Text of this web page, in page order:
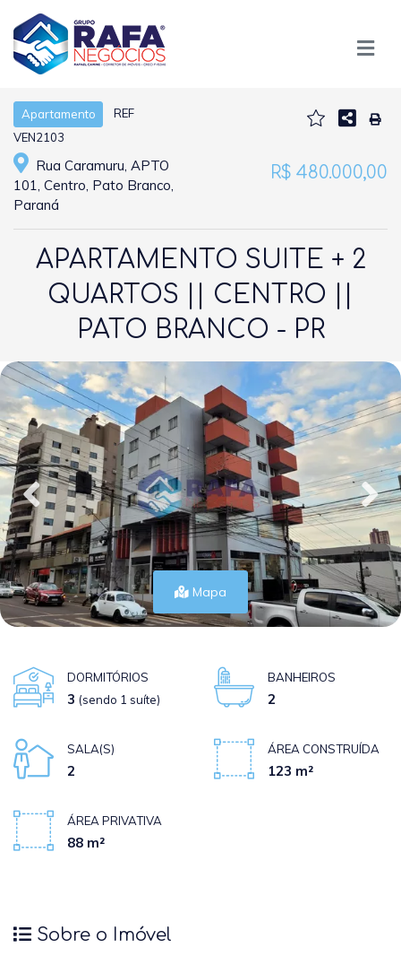
Apartamento
REF
VEN2103
Rua Caramuru, APTO
101, Centro, Pato Branco,
Paraná
R$ 480.000,00
APARTAMENTO SUITE + 2
QUARTOS || CENTRO ||
PATO BRANCO - PR
Mapa
DORMITÓRIOS
3 (sendo 1 suíte)
BANHEIROS
2
SALA(S)
2
ÁREA CONSTRUÍDA
123 m²
ÁREA PRIVATIVA
88 m²
Sobre o Imóvel